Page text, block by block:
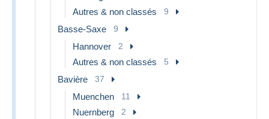
Autres & non classés 9
Basse-Saxe 9
Hannover 2
Autres & non classés 5
Bavière 37
Muenchen 11
Nuernberg 2